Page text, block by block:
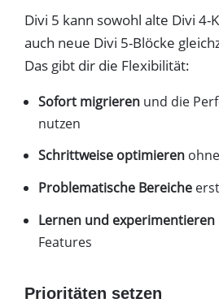
Divi 5 kann sowohl alte Divi 4-
auch neue Divi 5-Blöcke
Das gibt dir die Flexibilität:
Sofort migrieren und die
nutzen
Schrittweise optimieren
Problematische Bereiche
Lernen und experimentieren
Features
Prioritäten setzen